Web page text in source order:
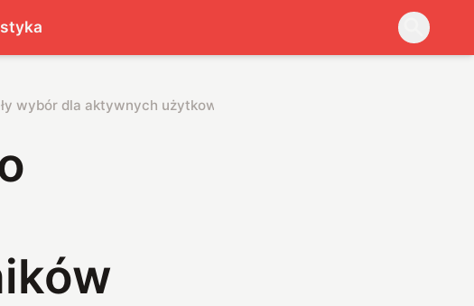
wybór dla aktywnych użytkowników